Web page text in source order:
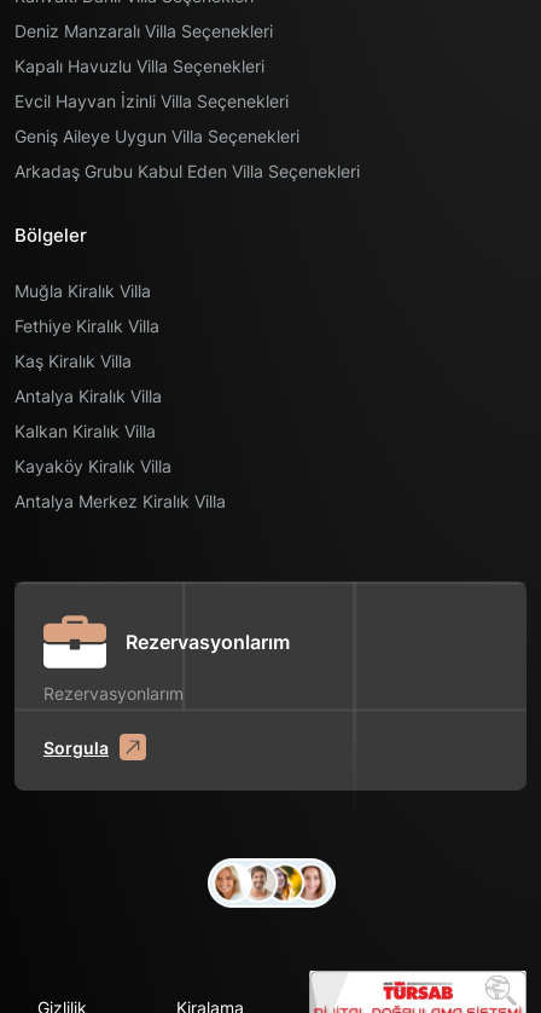
Deniz Manzaralı Villa Seçenekleri
Kapalı Havuzlu Villa Seçenekleri
Evcil Hayvan İzinli Villa Seçenekleri
Geniş Aileye Uygun Villa Seçenekleri
Arkadaş Grubu Kabul Eden Villa Seçenekleri
Bölgeler
Muğla Kiralık Villa
Fethiye Kiralık Villa
Kaş Kiralık Villa
Antalya Kiralık Villa
Kalkan Kiralık Villa
Kayaköy Kiralık Villa
Antalya Merkez Kiralık Villa
Rezervasyonlarım
Rezervasyonlarım
Sorgula
Gizlilik Kiralama